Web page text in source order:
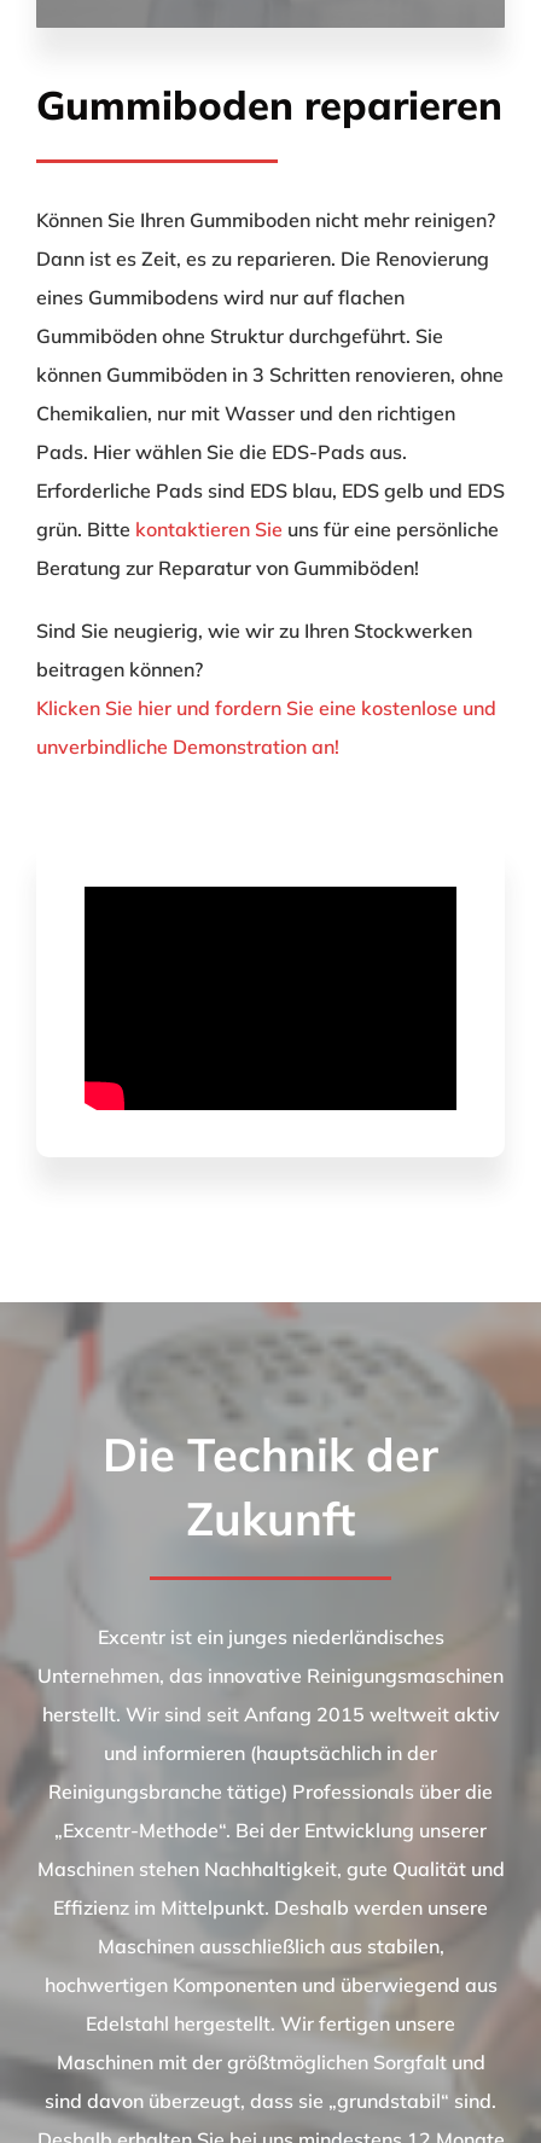
Gummiboden reparieren
Können Sie Ihren Gummiboden nicht mehr reinigen?
Dann ist es Zeit, es zu reparieren. Die Renovierung
eines Gummibodens wird nur auf flachen
Gummiböden ohne Struktur durchgeführt. Sie
können Gummiböden in 3 Schritten renovieren, ohne
Chemikalien, nur mit Wasser und den richtigen
Pads. Hier wählen Sie die EDS-Pads aus.
Erforderliche Pads sind EDS blau, EDS gelb und EDS
grün. Bitte kontaktieren Sie uns für eine persönliche
Beratung zur Reparatur von Gummiböden!
Sind Sie neugierig, wie wir zu Ihren Stockwerken
beitragen können?
Klicken Sie hier und fordern Sie eine kostenlose und
unverbindliche Demonstration an!
Die Technik der
Zukunft
Excentr ist ein junges niederländisches
Unternehmen, das innovative Reinigungsmaschinen
herstellt. Wir sind seit Anfang 2015 weltweit aktiv
und informieren (hauptsächlich in der
Reinigungsbranche tätige) Professionals über die
„Excentr-Methode“. Bei der Entwicklung unserer
Maschinen stehen Nachhaltigkeit, gute Qualität und
Effizienz im Mittelpunkt. Deshalb werden unsere
Maschinen ausschließlich aus stabilen,
hochwertigen Komponenten und überwiegend aus
Edelstahl hergestellt. Wir fertigen unsere
Maschinen mit der größtmöglichen Sorgfalt und
sind davon überzeugt, dass sie „grundstabil“ sind.